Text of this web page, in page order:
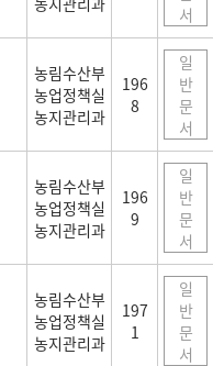
서
농림수산부
농업정책실
농지관리과
196
8
일
반
문
서
농림수산부
농업정책실
농지관리과
196
9
일
반
문
서
농림수산부
농업정책실
농지관리과
197
1
일
반
문
서